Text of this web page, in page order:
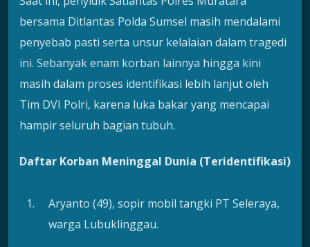
bersama Ditlantas Polda Sumsel masih mendalami
penyebab pasti serta unsur kelalaian dalam tragedi
ini. Sebanyak enam korban lainnya hingga kini
masih dalam proses identifikasi lebih lanjut oleh
Tim DVI Polri, karena luka bakar yang mencapai
hampir seluruh bagian tubuh.
Daftar Korban Meninggal Dunia (Teridentifikasi)
Aryanto (49), sopir mobil tangki PT Seleraya,
warga Lubuklinggau.